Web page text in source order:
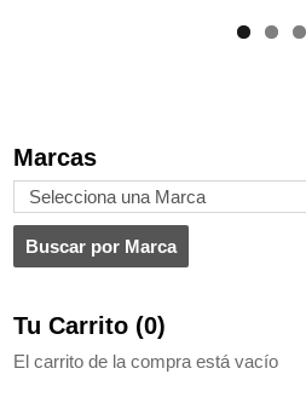
Marcas
Tu Carrito (0)
El carrito de la compra está vacío